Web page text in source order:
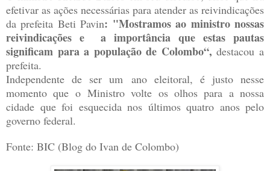
efetivar as ações necessárias para atender as reivindicações
da prefeita Beti Pavin: "Mostramos ao ministro nossas
reivindicações e a importância que estas pautas
significam para a população de Colombo“, destacou a
prefeita.
Independente de ser um ano eleitoral, é justo nesse
momento que o Ministro volte os olhos para a nossa
cidade que foi esquecida nos últimos quatro anos pelo
governo federal.
Fonte: BIC (Blog do Ivan de Colombo)